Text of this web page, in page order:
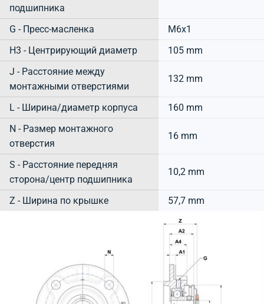
подшипника
G - Пресс-масленка
M6x1
H3 - Центрирующий диаметр
105 mm
J - Расстояние между
монтажными отверстиями
132 mm
L - Ширина/диаметр корпуса
160 mm
N - Размер монтажного
отверстия
16 mm
S - Расстояние передняя
сторона/центр подшипника
10,2 mm
Z - Ширина по крышке 57,7 mm